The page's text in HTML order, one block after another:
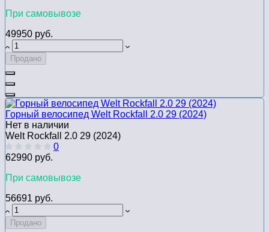
При самовывозе
49950 руб.
Продано
Горный велосипед Welt Rockfall 2.0 29 (2024)
Нет в наличии
Welt Rockfall 2.0 29 (2024)
0
62990 руб.
При самовывозе
56691 руб.
Продано